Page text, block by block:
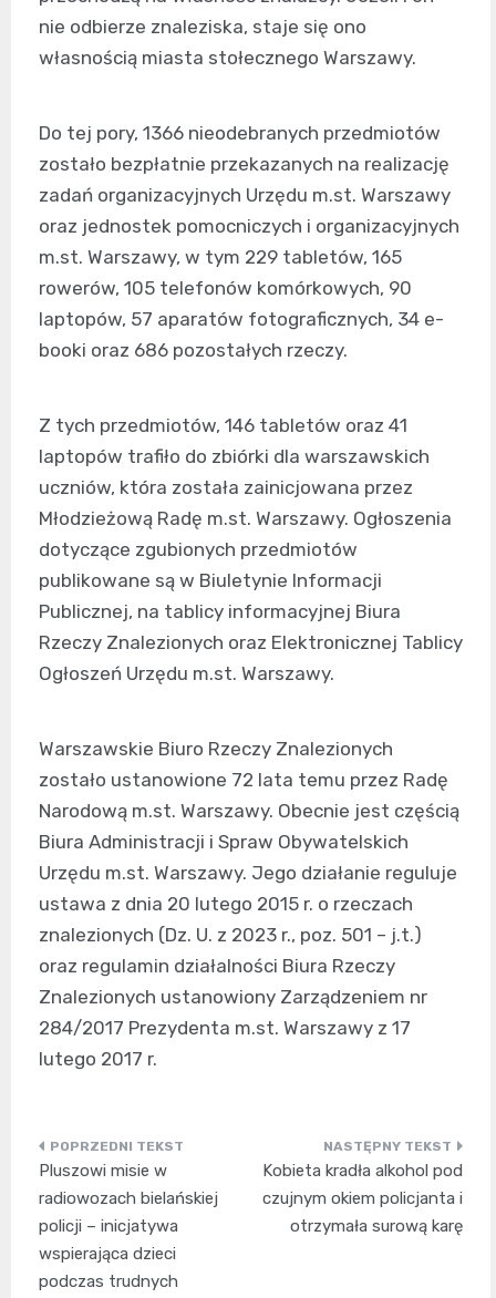
nie odbierze znaleziska, staje się ono
własnością miasta stołecznego Warszawy.
Do tej pory, 1366 nieodebranych przedmiotów
zostało bezpłatnie przekazanych na realizację
zadań organizacyjnych Urzędu m.st. Warszawy
oraz jednostek pomocniczych i organizacyjnych
m.st. Warszawy, w tym 229 tabletów, 165
rowerów, 105 telefonów komórkowych, 90
laptopów, 57 aparatów fotograficznych, 34 e-
booki oraz 686 pozostałych rzeczy.
Z tych przedmiotów, 146 tabletów oraz 41
laptopów trafiło do zbiórki dla warszawskich
uczniów, która została zainicjowana przez
Młodzieżową Radę m.st. Warszawy. Ogłoszenia
dotyczące zgubionych przedmiotów
publikowane są w Biuletynie Informacji
Publicznej, na tablicy informacyjnej Biura
Rzeczy Znalezionych oraz Elektronicznej Tablicy
Ogłoszeń Urzędu m.st. Warszawy.
Warszawskie Biuro Rzeczy Znalezionych
zostało ustanowione 72 lata temu przez Radę
Narodową m.st. Warszawy. Obecnie jest częścią
Biura Administracji i Spraw Obywatelskich
Urzędu m.st. Warszawy. Jego działanie reguluje
ustawa z dnia 20 lutego 2015 r. o rzeczach
znalezionych (Dz. U. z 2023 r., poz. 501 – j.t.)
oraz regulamin działalności Biura Rzeczy
Znalezionych ustanowiony Zarządzeniem nr
284/2017 Prezydenta m.st. Warszawy z 17
lutego 2017 r.
Nawigacja
wpisu
Pluszowi misie w
radiowozach bielańskiej
policji – inicjatywa
wspierająca dzieci
podczas trudnych
Kobieta kradła alkohol pod
czujnym okiem policjanta i
otrzymała surową karę